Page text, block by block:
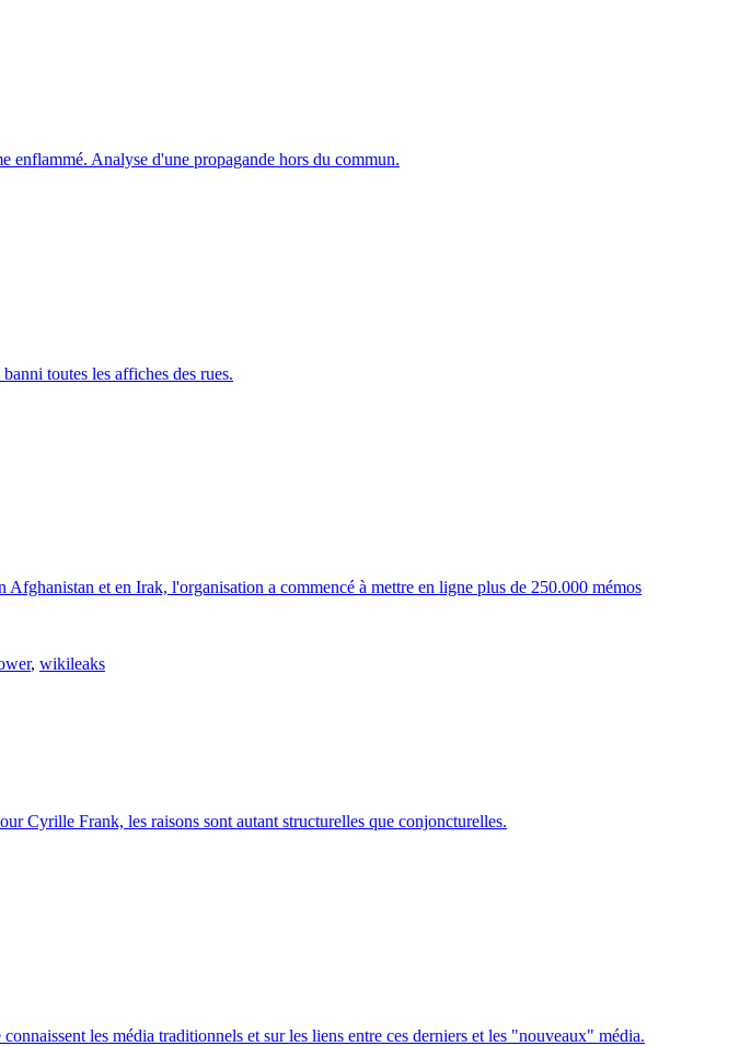
enflammé. Analyse d'une propagande hors du commun.
toutes les affiches des rues.
et en Irak, l'organisation a commencé à mettre en ligne plus de 250.000 mémos
, wikileaks
Cyrille Frank, les raisons sont autant structurelles que conjoncturelles.
les média traditionnels et sur les liens entre ces derniers et les "nouveaux" média.